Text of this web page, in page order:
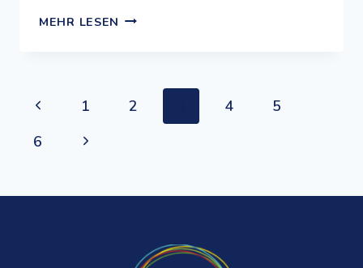
MEHR LESEN ERZÄHL
PROJEKT
Seitennavigation
Previous
Page
1 2 4
5
6
Next